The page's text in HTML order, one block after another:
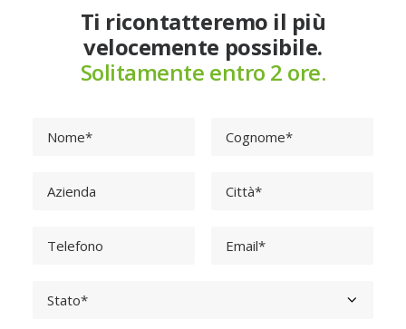
Ti ricontatteremo il più
velocemente possibile.
Solitamente entro 2 ore.